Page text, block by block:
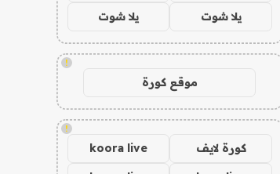
يلا شوت يلا شوت
!
موقع كورة
!
كورة لايف koora live